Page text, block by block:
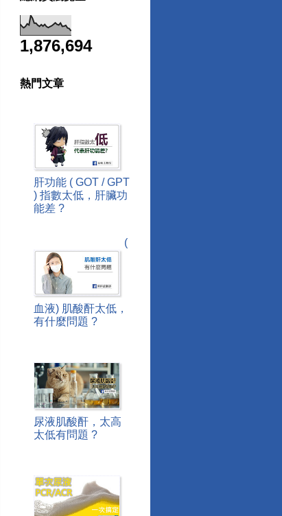
1,876,694
熱門文章
肝功能 ( GOT / GPT
) 指數太低，肝臟功
能差 ?
(
血液) 肌酸酐太低，
有什麼問題 ?
尿液肌酸酐，太高
太低有問題 ?